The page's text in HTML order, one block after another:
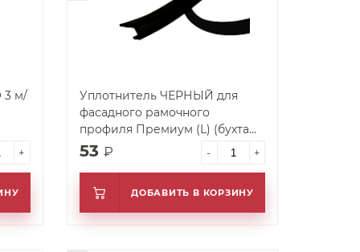
3 м/
+
Уплотнитель ЧЕРНЫЙ для
фасадного рамочного
профиля Премиум (L) (бухта
100,200 м) (БЛ)
53 ₽ - +
ДОБАВИТЬ В КОРЗИНУ